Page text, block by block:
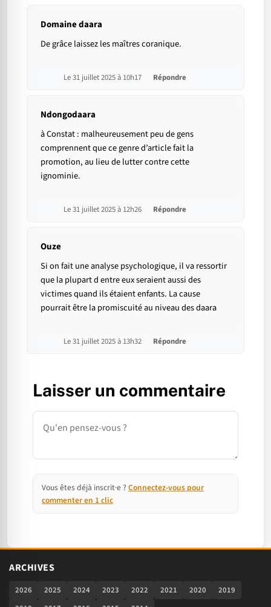
Domaine daara
De grâce laissez les maîtres coranique.
Le 31 juillet 2025 à 10h17 Répondre
Ndongodaara
à Constat : malheureusement peu de gens
comprennent que ce genre d’article fait la
promotion, au lieu de lutter contre cette
ignominie.
Le 31 juillet 2025 à 12h26 Répondre
Ouze
Si on fait une analyse psychologique, il va ressortir
que la plupart d entre eux seraient aussi des
victimes quand ils étaient enfants. La cause
pourrait être la promiscuité au niveau des daara
Le 31 juillet 2025 à 13h32 Répondre
Laisser un commentaire
Commentaire
Vous êtes déjà inscrit·e ? Connectez-vous pour
commenter en 1 clic
ARCHIVES
2026 2025 2024 2023 2022 2021 2020
2019